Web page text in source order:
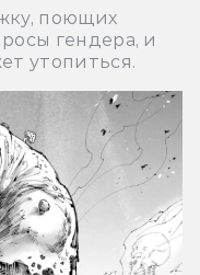
поющих
гендера, и
утопиться.